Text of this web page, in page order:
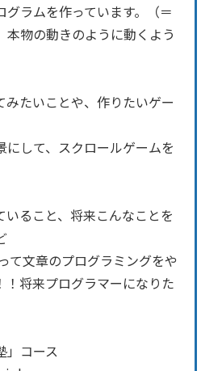
グラムを作っています。（＝
本物の動きのように動くよう
たいことや、作りたいゲー
して、スクロールゲームを
ること、将来こんなことを
て文章のプログラミングをや
！将来プログラマーになりた
」コース